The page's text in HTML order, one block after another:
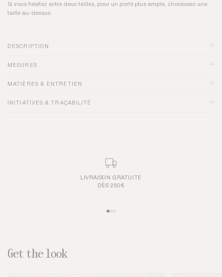
Si vous hésitez entre deux tailles, pour un porté plus ample, choisissez une
taille au-dessus.
DESCRIPTION
MESURES
MATIÈRES & ENTRETIEN
INITIATIVES & TRAÇABILITÉ
PAIEMENT SIMPLE ET SÉCURISÉ
Get the look